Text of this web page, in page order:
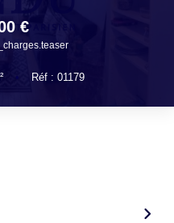
€
Réf : 01179